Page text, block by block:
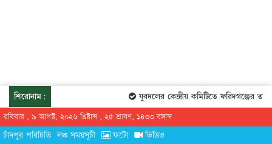
শিরোনাম: যুবদলের কেন্দ্রীয় কমিটিতে ফরিদগঞ্জের
রবিবার , ৯ আগস্ট, ২০২৬ খ্রিষ্টাব্দ , ২৫ শ্রাবণ, ১৪৩৩ বঙ্গাব্দ
চাঁদপুর পরিচিতি লঞ্চ সময়সূচী ফটো ভিডিও